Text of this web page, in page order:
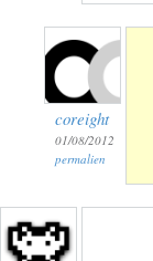
coreight
01/08/2012
permalien